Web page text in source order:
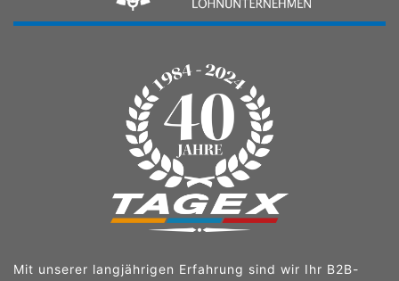
Mit unserer langjährigen Erfahrung sind wir Ihr B2B-